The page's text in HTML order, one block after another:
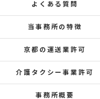
よくある質問
当事務所の特徴
京都の運送業許可
介護タクシー事業許可
事務所概要